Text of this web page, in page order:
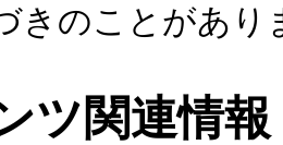
きのことがあり
ツ関連情報